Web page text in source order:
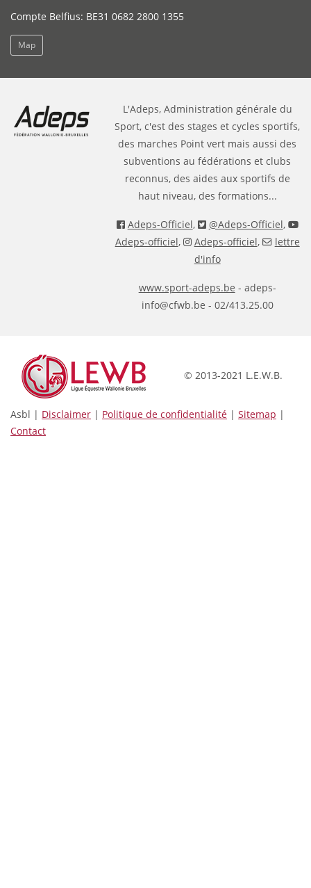
Compte Belfius: BE31 0682 2800 1355
Map
L'Adeps, Administration générale du
Sport, c'est des stages et cycles sportifs,
des marches Point vert mais aussi des
subventions au fédérations et clubs
reconnus, des aides aux sportifs de
haut niveau, des formations...
Adeps-Officiel, @Adeps-Officiel,
Adeps-officiel, Adeps-officiel,
lettre
d'info
www.sport-adeps.be - adeps-
info@cfwb.be - 02/413.25.00
© 2013-2021 L.E.W.B.
Asbl | Disclaimer | Politique de confidentialité | Sitemap |
Contact